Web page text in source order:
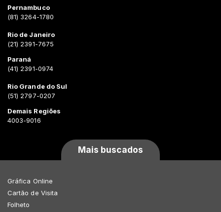
Pernambuco
(81) 3264-1780
Rio de Janeiro
(21) 2391-7675
Paraná
(41) 2391-0974
Rio Grande do Sul
(51) 2797-0207
Demais Regiões
4003-9016
Mais buscados
Gráfica Online
Cartão de Visita
Folheto